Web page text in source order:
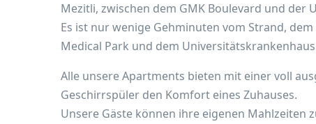
Mezitli, zwischen dem GMK Boulevard und der
Es ist nur wenige Gehminuten vom Strand,
Medical Park und dem
Alle unsere Apartments bieten mit einer voll
Geschirrspüler den Komfort eines Zuhauses.
Unsere Gäste können ihre eigenen